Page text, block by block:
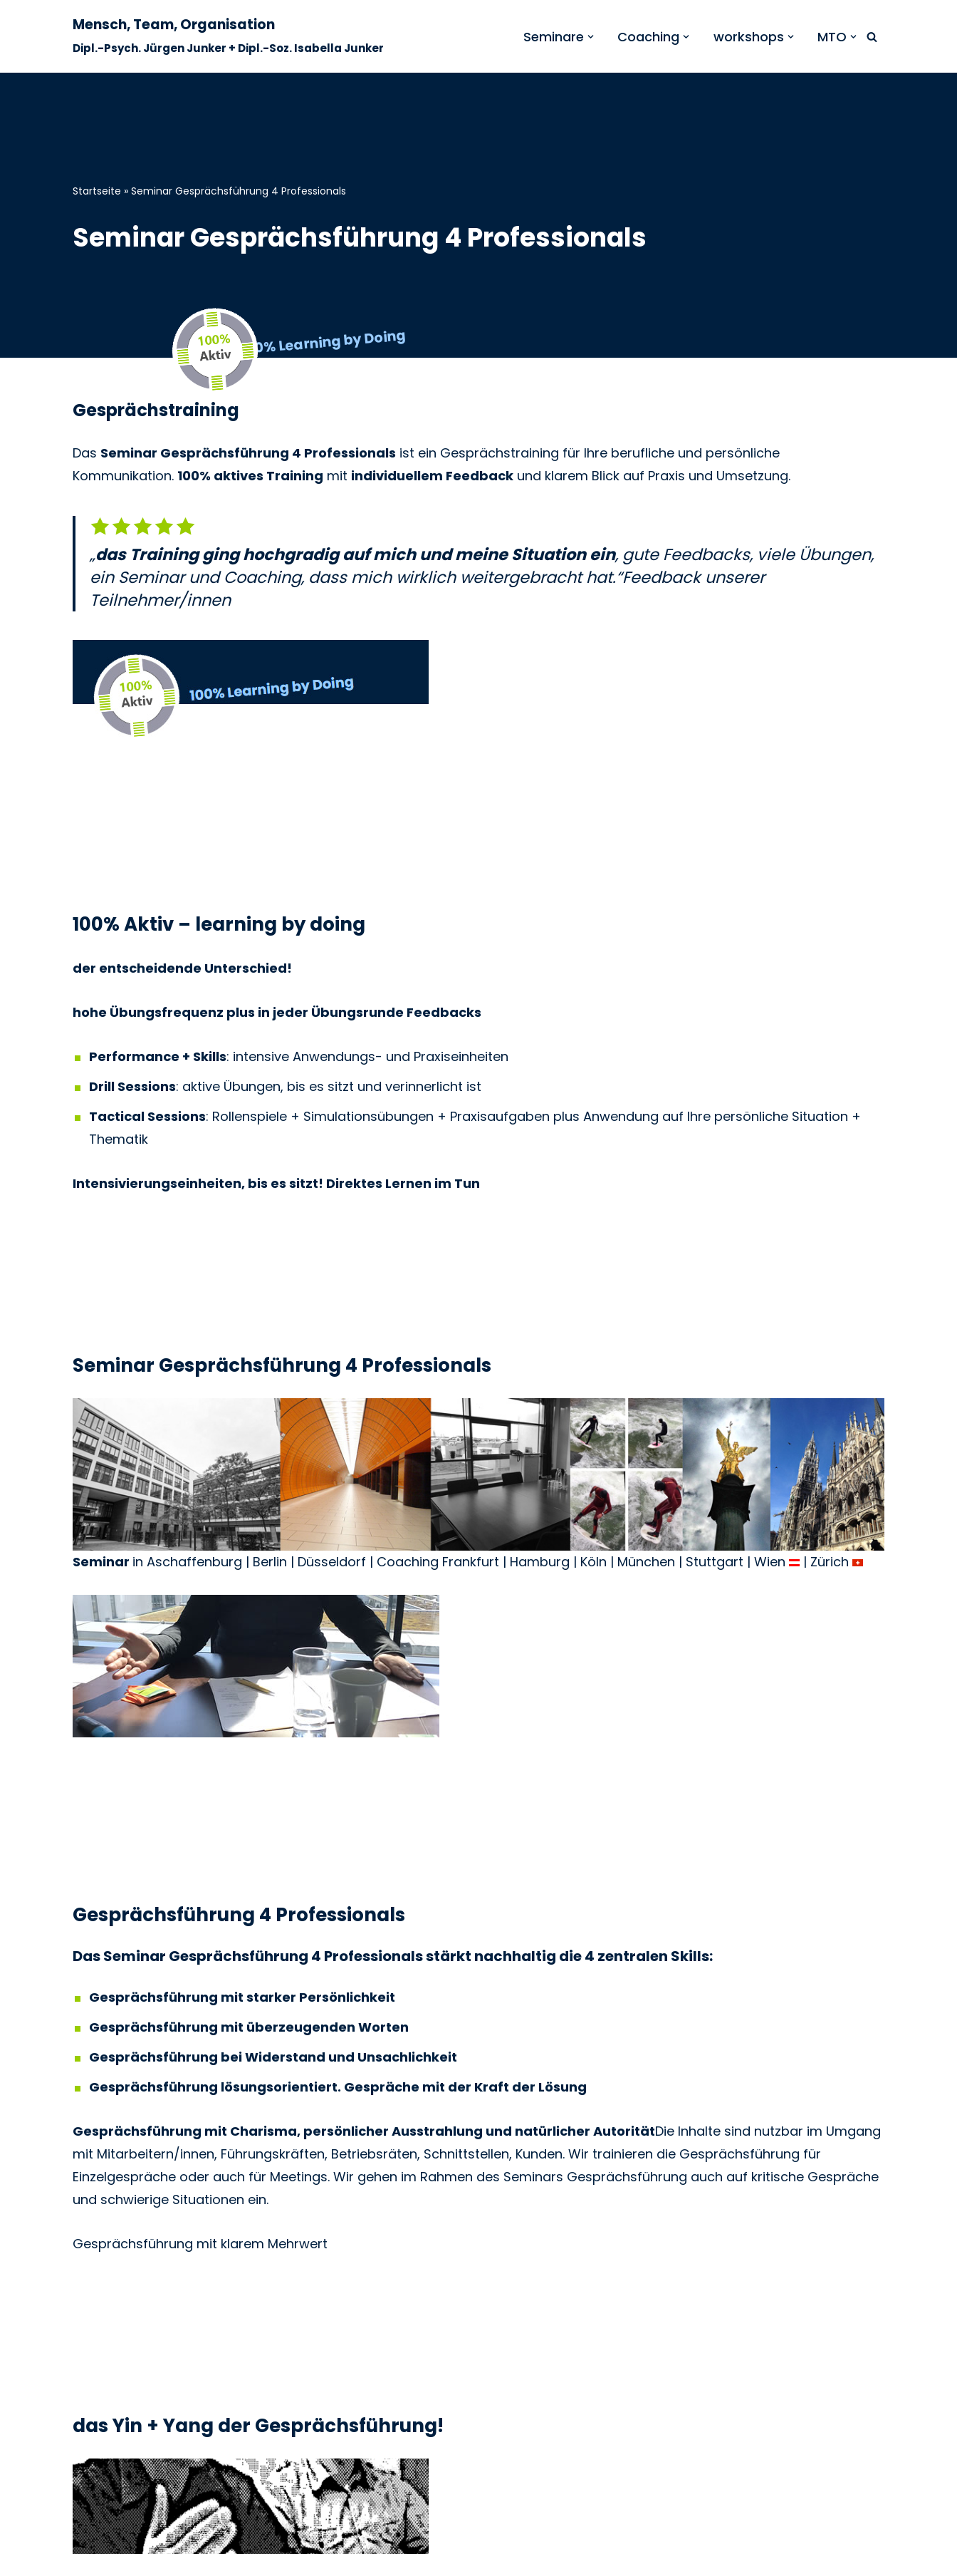
Mensch, Team, Organisation
Dipl.-Psych. Jürgen Junker + Dipl.-Soz. Isabella Junker
Seminare Coaching workshops MTO
100% Learning by Doing
Startseite » Seminar Gesprächsführung 4 Professionals
Seminar Gesprächsführung 4 Professionals
Gesprächstraining
Das Seminar Gesprächsführung 4 Professionals ist ein Gesprächstraining für Ihre berufliche und persönliche
Kommunikation. 100% aktives Training mit individuellem Feedback und klarem Blick auf Praxis und Umsetzung.
„das Training ging hochgradig auf mich und meine Situation ein, gute Feedbacks, viele Übungen,
ein Seminar und Coaching, dass mich wirklich weitergebracht hat.“Feedback unserer
Teilnehmer/innen
100% Aktiv – learning by doing
der entscheidende Unterschied!
hohe Übungsfrequenz plus in jeder Übungsrunde Feedbacks
Performance + Skills: intensive Anwendungs- und Praxiseinheiten
Drill Sessions: aktive Übungen, bis es sitzt und verinnerlicht ist
Tactical Sessions: Rollenspiele + Simulationsübungen + Praxisaufgaben plus Anwendung auf Ihre persönliche Situation +
Thematik
Intensivierungseinheiten, bis es sitzt! Direktes Lernen im Tun
Seminar Gesprächsführung 4 Professionals
Seminar in Aschaffenburg | Berlin | Düsseldorf | Coaching Frankfurt | Hamburg | Köln | München | Stuttgart | Wien | Zürich
Gesprächsführung 4 Professionals
Das Seminar Gesprächsführung 4 Professionalsstärkt nachhaltig die 4 zentralen Skills:
Gesprächsführung mit starker Persönlichkeit
Gesprächsführung mit überzeugenden Worten
Gesprächsführung bei Widerstand und Unsachlichkeit
Gesprächsführung lösungsorientiert. Gespräche mit der Kraft der Lösung
Gesprächsführung mit Charisma, persönlicher Ausstrahlung und natürlicher AutoritätDie Inhalte sind nutzbar im Umgang
mit Mitarbeitern/innen, Führungskräften, Betriebsräten, Schnittstellen, Kunden. Wir trainieren die Gesprächsführung für
Einzelgespräche oder auch für Meetings. Wir gehen im Rahmen des Seminars Gesprächsführung auch auf kritische Gespräche
und schwierige Situationen ein.
Gesprächsführung mit klarem Mehrwert
das Yin + Yang der Gesprächsführung!